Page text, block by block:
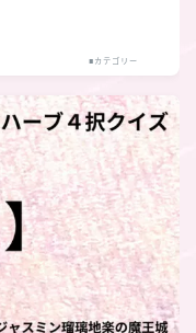
■カテゴリー